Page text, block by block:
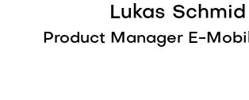
Lukas Schmid
Product Manager E-